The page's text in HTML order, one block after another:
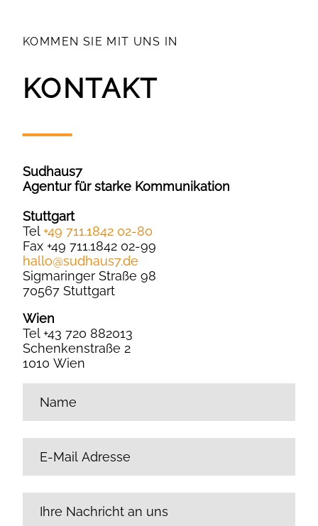
KOMMEN SIE MIT UNS IN
KONTAKT
Sudhaus7
Agentur für starke Kommunikation
Stuttgart
Tel +49 711.1842 02-80
Fax +49 711.1842 02-99
hallo@sudhaus7.de
Sigmaringer Straße 98
70567 Stuttgart
Wien
Tel +43 720 882013
Schenkenstraße 2
1010 Wien